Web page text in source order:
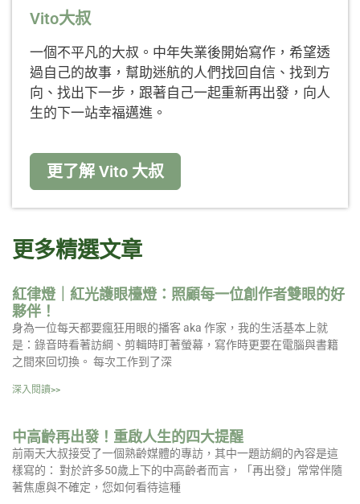
Vito大叔
一個不平凡的大叔。中年失業後開始寫作，希望透
過自己的故事，幫助迷航的人們找回自信、找到方
向、找出下一步，跟著自己一起重新再出發，向人
生的下一站幸福邁進。
更了解 Vito 大叔
更多精選文章
紅律燈｜紅光護眼檯燈：照顧每一位創作者雙眼的好
夥伴！
身為一位每天都要瘋狂用眼的播客 aka 作家，我的生活基本上就
是：錄音時看著訪綱、剪輯時盯著螢幕，寫作時更要在電腦與書籍
之間來回切換。 每次工作到了深
深入閱讀>>
中高齡再出發！重啟人生的四大提醒
前兩天大叔接受了一個熟齡媒體的專訪，其中一題訪綱的內容是這
樣寫的： 對於許多50歲上下的中高齡者而言，「再出發」常常伴隨
著焦慮與不確定，您如何看待這種